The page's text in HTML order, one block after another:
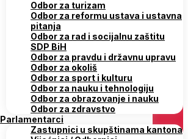
Odbor za turizam
Odbor za reformu ustava i ustavna
pitanja
Odbor za rad i socijalnu zaštitu
SDP BiH
Odbor za pravdu i državnu upravu
Odbor za okoliš
Odbor za sport i kulturu
Odbor za nauku i tehnologiju
Odbor za obrazovanje i nauku
Odbor za zdravstvo
Parlamentarci
Zastupnici u skupštinama kantona